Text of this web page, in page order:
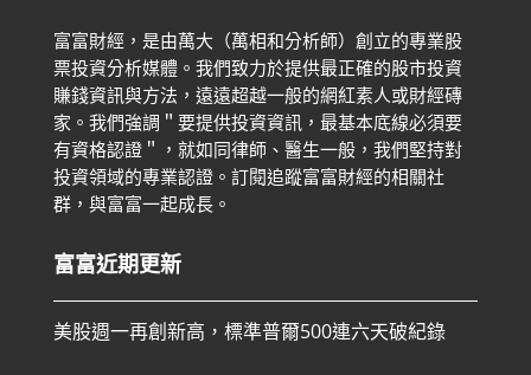
富富財經，是由萬大（萬相和分析師）創立的專業股
票投資分析媒體。我們致力於提供最正確的股市投資
賺錢資訊與方法，遠遠超越一般的網紅素人或財經磚
家。 我們強調＂要提供投資資訊，最基本底線必須要
有資格認證＂，就如同律師、醫生一般，我們堅持對
投資領域的專業認證。 訂閱追蹤富富財經的相關社
群，與富富一起成長。
富富近期更新
美股週一再創新高，標準普爾500連六天破紀錄